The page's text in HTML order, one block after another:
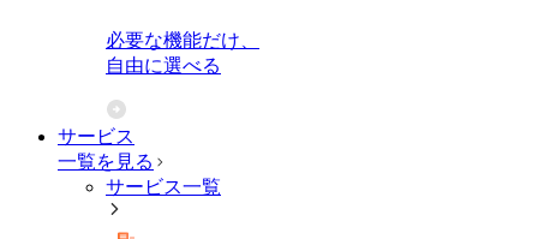
必要な機能だけ、
自由に選べる
サービス
一覧を見る
サービス一覧